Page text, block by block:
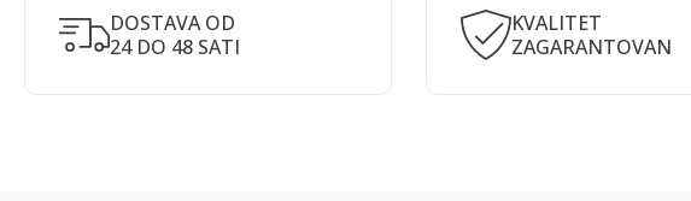
DOSTAVA OD
24 DO 48 SATI
KVALITET
ZAGARANTOVAN